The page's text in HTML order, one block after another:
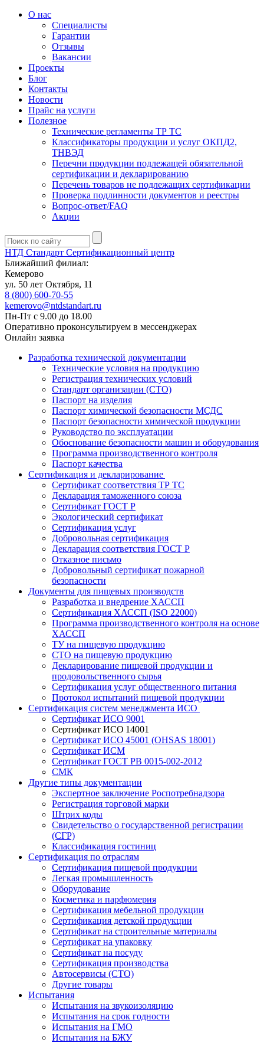
О нас
Специалисты
Гарантии
Отзывы
Вакансии
Проекты
Блог
Контакты
Новости
Прайс на услуги
Полезное
Технические регламенты ТР ТС
Классификаторы продукции и услуг ОКПД2,
ТНВЭД
Перечни продукции подлежащей обязательной
сертификации и декларированию
Перечень товаров не подлежащих сертификации
Проверка подлинности документов и реестры
Вопрос-ответ/FAQ
Акции
НТД Стандарт Сертификационный центр
Ближайший филиал:
Кемерово
ул. 50 лет Октября, 11
8 (800) 600-70-55
kemerovo@ntdstandart.ru
Пн-Пт с 9.00 до 18.00
Оперативно проконсультируем в мессенджерах
Онлайн заявка
Разработка технической документации
Технические условия на продукцию
Регистрация технических условий
Стандарт организации (СТО)
Паспорт на изделия
Паспорт химической безопасности МСДС
Паспорт безопасности химической продукции
Руководство по эксплуатации
Обоснование безопасности машин и оборудования
Программа производственного контроля
Паспорт качества
Сертификация и декларирование
Сертификат соответствия ТР ТС
Декларация таможенного союза
Сертификат ГОСТ Р
Экологический сертификат
Сертификация услуг
Добровольная сертификация
Декларация соответствия ГОСТ Р
Отказное письмо
Добровольный сертификат пожарной
безопасности
Документы для пищевых производств
Разработка и внедрение ХАССП
Сертификация ХАССП (ISO 22000)
Программа производственного контроля на основе
ХАССП
ТУ на пищевую продукцию
СТО на пищевую продукцию
Декларирование пищевой продукции и
продовольственного сырья
Сертификация услуг общественного питания
Протокол испытаний пищевой продукции
Сертификация систем менеджмента ИСО
Сертификат ИСО 9001
Сертификат ИСО 14001
Сертификат ИСО 45001 (OHSAS 18001)
Сертификат ИСМ
Сертификат ГОСТ РВ 0015-002-2012
СМК
Другие типы документации
Экспертное заключение Роспотребнадзора
Регистрация торговой марки
Штрих коды
Свидетельство о государственной регистрации
(СГР)
Классификация гостиниц
Сертификация по отраслям
Сертификация пищевой продукции
Легкая промышленность
Оборудование
Косметика и парфюмерия
Сертификация мебельной продукции
Сертификация детской продукции
Сертификат на строительные материалы
Сертификат на упаковку
Сертификат на посуду
Сертификация производства
Автосервисы (СТО)
Другие товары
Испытания
Испытания на звукоизоляцию
Испытания на срок годности
Испытания на ГМО
Испытания на БЖУ